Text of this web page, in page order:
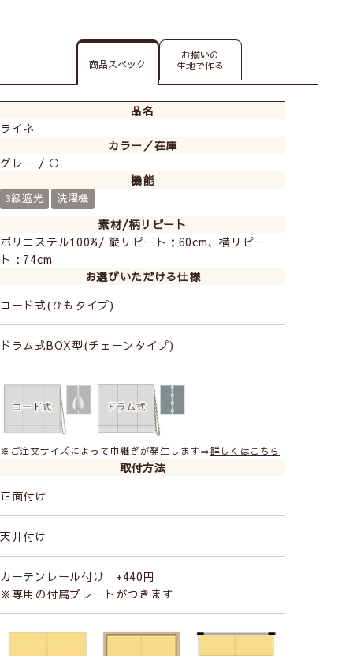
商品スペック
お揃いの
生地で作る
品名
ライネ
カラー／在庫
グレー / ○
機能
3級遮光 洗濯機
素材/柄リピート
ポリエステル100%/ 縦リピート：60cm、横リピー
ト：74cm
お選びいただける仕様
コード式(ひもタイプ)
ドラム式BOX型(チェーンタイプ)
※ご注文サイズによって巾継ぎが発生します⇒詳しくはこちら
取付方法
正面付け
天井付け
カーテンレール付け +440円
※専用の付属プレートがつきます